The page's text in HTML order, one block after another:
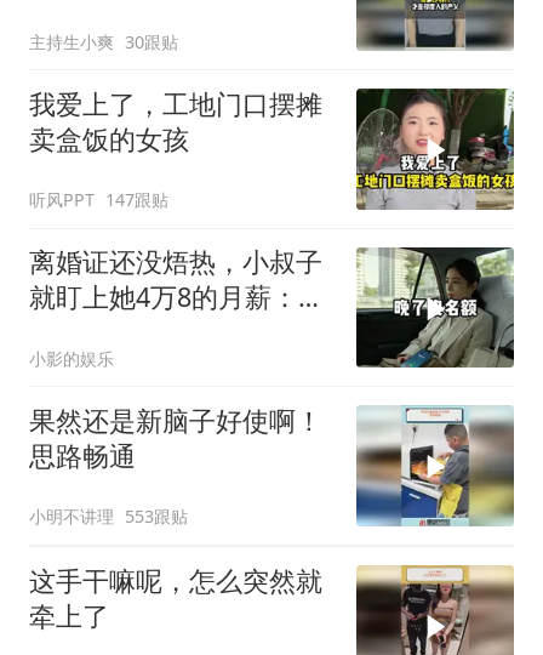
主持生小爽 30跟贴
我爱上了，工地门口摆摊
卖盒饭的女孩
听风PPT 147跟贴
离婚证还没焐热，小叔子
就盯上她4万8的月薪：转
小影的娱乐
果然还是新脑子好使啊！
思路畅通
小明不讲理 553跟贴
这手干嘛呢，怎么突然就
牵上了